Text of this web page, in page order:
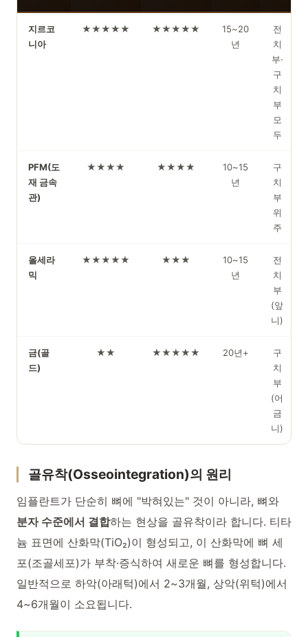
지르코
니아
★★★★★ ★★★★★
15~20
년
전
치
부·
구
치
부
모
두
PFM(도
재 금속
관)
★★★★ ★★★★
10~15
년
구
치
부
위
주
올세라
믹
★★★★★ ★★★
10~15
년
전
치
부
(앞
니)
금(골
드)
★★ ★★★★★ 20년+
구
치
부
(어
금
니)
골유착(Osseointegration)의 원리
임플란트가 단순히 뼈에 "박혀있는" 것이 아니라, 뼈와
분자 수준에서 결합하는 현상을 골유착이라 합니다. 티타
늄 표면에 산화막(TiO₂)이 형성되고, 이 산화막에 뼈 세
포(조골세포)가 부착·증식하여 새로운 뼈를 형성합니다.
일반적으로 하악(아래턱)에서 2~3개월, 상악(위턱)에서
4~6개월이 소요됩니다.